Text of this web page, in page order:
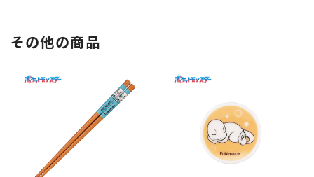
その他の商品